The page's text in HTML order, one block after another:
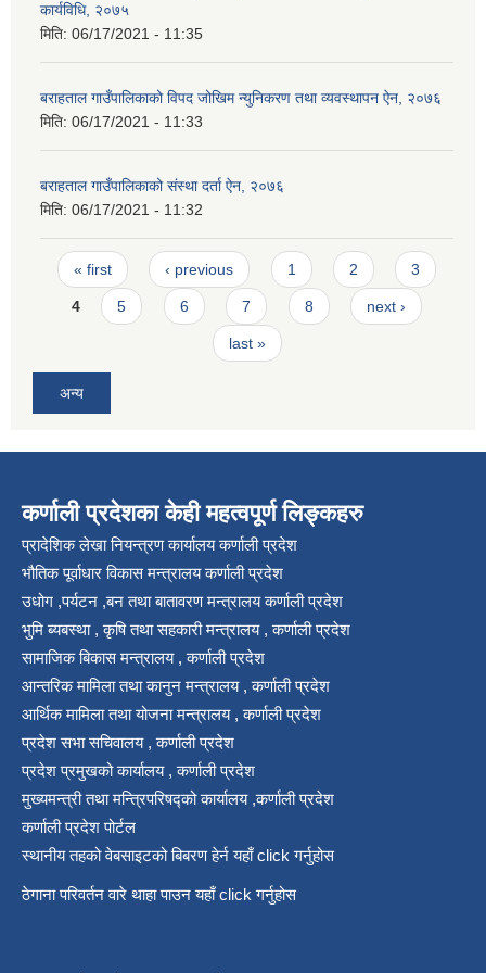
कार्यविधि, २०७५
मिति: 06/17/2021 - 11:35
बराहताल गाउँपालिकाको विपद जोखिम न्युनिकरण तथा व्यवस्थापन ऐन, २०७६
मिति: 06/17/2021 - 11:33
बराहताल गाउँपालिकाको संस्था दर्ता ऐन, २०७६
मिति: 06/17/2021 - 11:32
Pages
« first ‹ previous 1 2 3
4 5 6 7 8 next ›
last »
अन्य
कर्णाली प्रदेशका केही महत्वपूर्ण लिङ्कहरु
प्रादेशिक लेखा नियन्त्रण कार्यालय कर्णाली प्रदेश
भौतिक पूर्वाधार विकास मन्त्रालय कर्णाली प्रदेश
उधोग ,पर्यटन ,बन तथा बातावरण मन्त्रालय कर्णाली प्रदेश
भुमि ब्यबस्था , कृषि तथा सहकारी मन्त्रालय , कर्णाली प्रदेश
सामाजिक बिकास मन्त्रालय , कर्णाली प्रदेश
आन्तरिक मामिला तथा कानुन मन्त्रालय , कर्णाली प्रदेश
आर्थिक मामिला तथा योजना मन्त्रालय , कर्णाली प्रदेश
प्रदेश सभा सचिवालय , कर्णाली प्रदेश
प्रदेश प्रमुखको कार्यालय , कर्णाली प्रदेश
मुख्यमन्त्री तथा मन्त्रिपरिषद्को कार्यालय ,कर्णाली प्रदेश
कर्णाली प्रदेश पोर्टल
स्थानीय तहको वेबसाइटको बिबरण हेर्न यहाँ click गर्नुहोस
ठेगाना परिवर्तन वारे थाहा पाउन यहाँ click गर्नुहोस